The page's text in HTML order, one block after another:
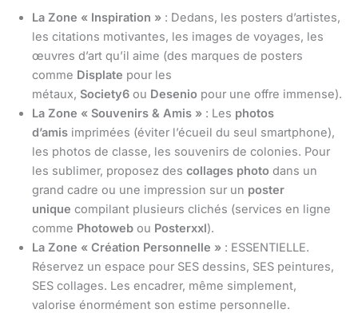
La Zone « Inspiration » : Dedans, les posters d’artistes,
les citations motivantes, les images de voyages, les
œuvres d’art qu’il aime (des marques de posters
comme Displate pour les
métaux, Society6 ou Desenio pour une offre immense).
La Zone « Souvenirs & Amis » : Les photos
d’amis imprimées (éviter l’écueil du seul smartphone),
les photos de classe, les souvenirs de colonies. Pour
les sublimer, proposez des collages photo dans un
grand cadre ou une impression sur un poster
unique compilant plusieurs clichés (services en ligne
comme Photoweb ou Posterxxl).
La Zone « Création Personnelle » : ESSENTIELLE.
Réservez un espace pour SES dessins, SES peintures,
SES collages. Les encadrer, même simplement,
valorise énormément son estime personnelle.